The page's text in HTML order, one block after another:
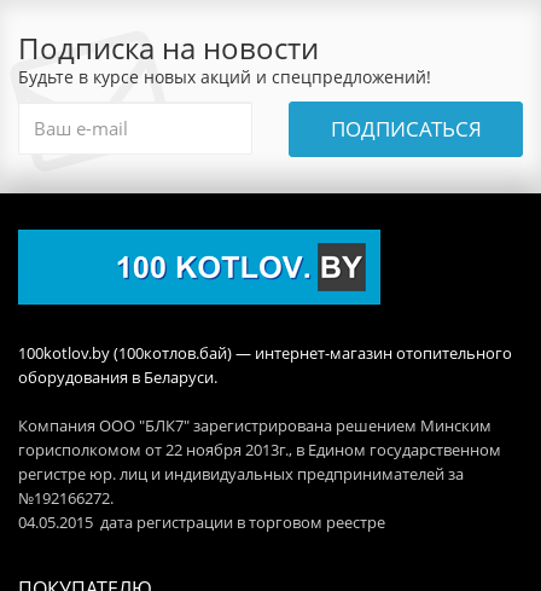
Подписка на новости
Будьте в курсе новых акций и спецпредложений!
ПОДПИСАТЬСЯ
100kotlov.by (100котлов.бай) — интернет-магазин отопительного
оборудования в Беларуси.
Компания ООО "БЛК7" зарегистрирована решением Минским
горисполкомом от 22 ноября 2013г., в Едином государственном
регистре юр. лиц и индивидуальных предпринимателей за
№192166272.
04.05.2015 дата регистрации в торговом реестре